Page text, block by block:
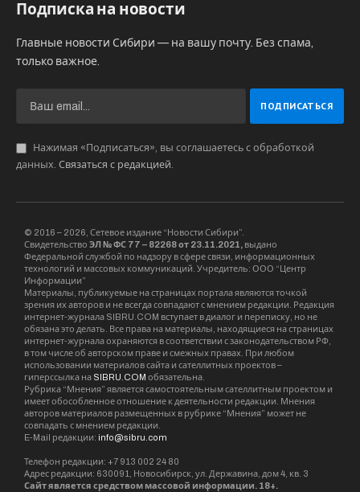
Подписка на новости
Главные новости Сибири — на вашу почту. Без спама,
только важное.
Нажимая «Подписаться», вы соглашаетесь с обработкой
данных. Связаться с редакцией.
© 2016 – 2026, Сетевое издание “Новости Сибири”.
Свидетельство ЭЛ № ФС 77 – 82268 от 23.11.2021, выдано
Федеральной службой по надзору в сфере связи, информационных
технологий и массовых коммуникаций. Учредитель: ООО “Центр
Информации”
Материалы, публикуемые на страницах портала являются точкой
зрения их авторов и не всегда совпадают с мнением редакции. Редакция
интернет-журнала SIBRU.COM вступает в диалог и переписку, но не
обязана это делать. Все права на материалы, находящиеся на страницах
интернет-журнала охраняются в соответствии с законодательством РФ,
в том числе об авторском праве и смежных правах. При любом
использовании материалов сайта и сателлитных проектов –
гиперссылка на SIBRU.COM обязательна.
Рубрика “Мнения” является самостоятельным сателлитным проектом и
имеет обособленное отношение к деятельности редакции. Мнения
авторов материалов размещенных в рубрике “Мнения” может не
совпадать с мнением редакции.
E-Mail редакции: info@sibru.com
Телефон редакции: +7 913 002 24 80
Адрес редакции: 630091, Новосибирск, ул. Державина, дом 4, кв. 3
Сайт является средством массовой информации. 18+.